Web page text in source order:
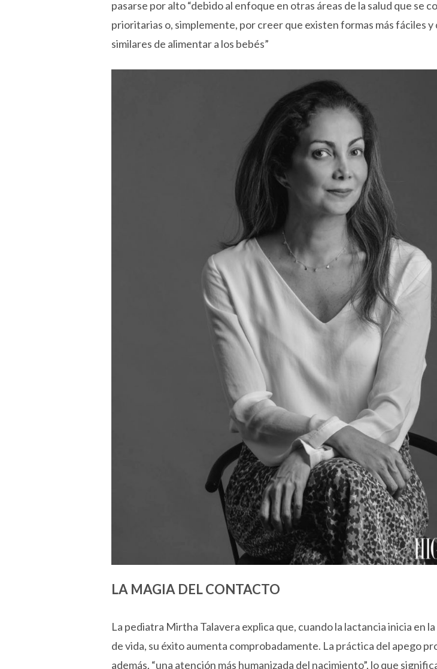
pasarse por alto “debido al enfoque en otras áreas de la salud que se
prioritarias o, simplemente, por creer que existen formas más fáciles
similares de alimentar a los bebés”
LA MAGIA DEL CONTACTO
La pediatra Mirtha Talavera explica que, cuando la lactancia inicia en
de vida, su éxito aumenta comprobadamente. La práctica del apego
además, “una atención más humanizada del nacimiento”, lo que